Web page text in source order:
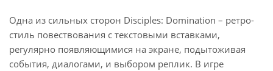
Одна из сильных сторон Disciples: Domination – ретро-
стиль повествования с текстовыми вставками,
регулярно появляющимися на экране, подытоживая
события, диалогами, и выбором реплик. В игре